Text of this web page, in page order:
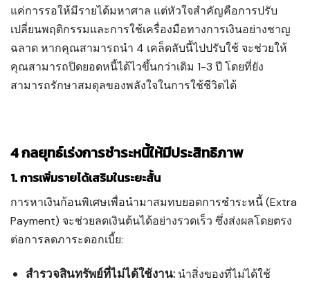
แค่การรอให้มีรายได้มหาศาล แต่หัวใจสำคัญคือการปรับ
เปลี่ยนพฤติกรรมและการใช้เครื่องมือทางการเงินอย่างชาญ
ฉลาด หากคุณสามารถนำ 4 เคล็ดลับนี้ไปปรับใช้ จะช่วยให้
คุณสามารถปิดยอดหนี้ได้ไวขึ้นกว่าเดิม 1-3 ปี โดยที่ยัง
สามารถรักษาสมดุลของพลังใจในการใช้ชีวิตได้
4 กลยุทธ์เร่งการชำระหนี้ให้มีประสิทธิภาพ
1. การเพิ่มรายได้เสริมในระยะสั้น
การหาเงินก้อนพิเศษเพื่อนำมาสมทบยอดการชำระหนี้ (Extra
Payment) จะช่วยลดเงินต้นได้อย่างรวดเร็ว ซึ่งส่งผลโดยตรง
ต่อการลดภาระดอกเบี้ย:
สำรวจสินทรัพย์ที่ไม่ได้ใช้งาน: นำสิ่งของที่ไม่ได้ใช้